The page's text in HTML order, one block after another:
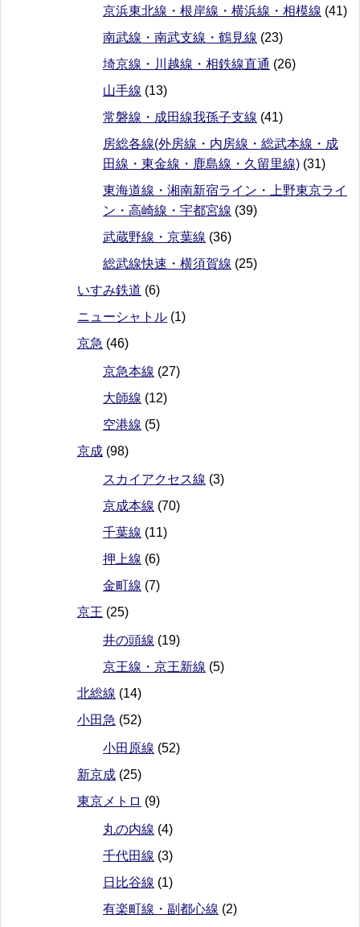
京浜東北線・根岸線・横浜線・相模線 (41)
南武線・南武支線・鶴見線 (23)
埼京線・川越線・相鉄線直通 (26)
山手線 (13)
常磐線・成田線我孫子支線 (41)
房総各線(外房線・内房線・総武本線・成
田線・東金線・鹿島線・久留里線) (31)
東海道線・湘南新宿ライン・上野東京ライ
ン・高崎線・宇都宮線 (39)
武蔵野線・京葉線 (36)
総武線快速・横須賀線 (25)
いすみ鉄道 (6)
ニューシャトル (1)
京急 (46)
京急本線 (27)
大師線 (12)
空港線 (5)
京成 (98)
スカイアクセス線 (3)
京成本線 (70)
千葉線 (11)
押上線 (6)
金町線 (7)
京王 (25)
井の頭線 (19)
京王線・京王新線 (5)
北総線 (14)
小田急 (52)
小田原線 (52)
新京成 (25)
東京メトロ (9)
丸の内線 (4)
千代田線 (3)
日比谷線 (1)
有楽町線・副都心線 (2)